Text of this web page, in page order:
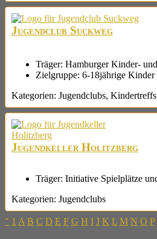
Jugendclub Suckweg
Träger: Hamburger Kinder-
Zielgruppe: 6-18jährige Kinder
Kategorien: Jugendclubs, Kindertreffs
Jugendkeller Holitzberg
Träger: Initiative Spielplätze
Kategorien: Jugendclubs
" 1 A B C D E F G H I J K L M N O P